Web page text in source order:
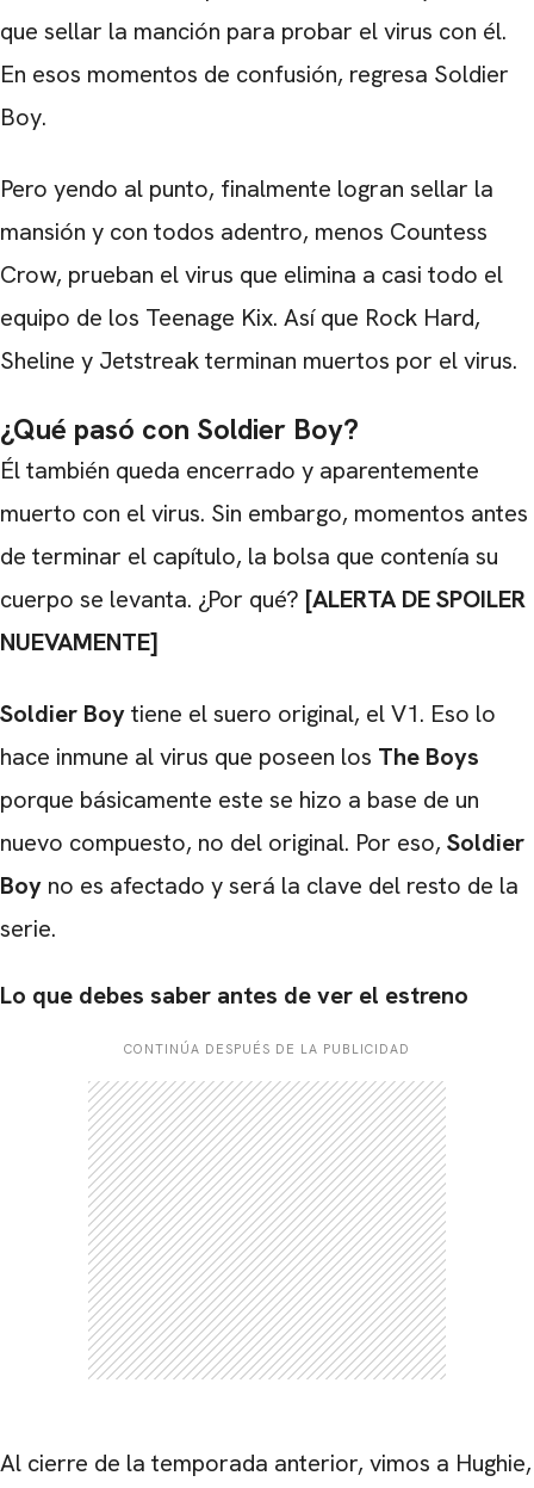
que sellar la manción para probar el virus con él.
En esos momentos de confusión, regresa Soldier
Boy.
Pero yendo al punto, finalmente logran sellar la
mansión y con todos adentro, menos Countess
Crow, prueban el virus que elimina a casi todo el
equipo de los Teenage Kix. Así que Rock Hard,
Sheline y Jetstreak terminan muertos por el virus.
¿Qué pasó con Soldier Boy?
Él también queda encerrado y aparentemente
muerto con el virus. Sin embargo, momentos antes
de terminar el capítulo, la bolsa que contenía su
cuerpo se levanta. ¿Por qué? [ALERTA DE SPOILER
NUEVAMENTE]
Soldier Boytiene el suero original, el V1. Eso lo
hace inmune al virus que poseen los The Boys
porque básicamente este se hizo a base de un
nuevo compuesto, no del original. Por eso, Soldier
Boy no es afectado y será la clave del resto de la
serie.
Lo que debes saber antes de ver el estreno
CONTINÚA DESPUÉS DE LA PUBLICIDAD
Al cierre de la temporada anterior, vimos a Hughie,